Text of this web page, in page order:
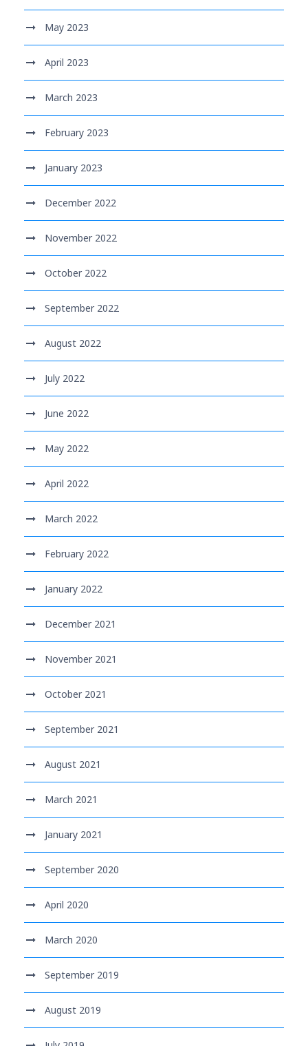
May 2023
April 2023
March 2023
February 2023
January 2023
December 2022
November 2022
October 2022
September 2022
August 2022
July 2022
June 2022
May 2022
April 2022
March 2022
February 2022
January 2022
December 2021
November 2021
October 2021
September 2021
August 2021
March 2021
January 2021
September 2020
April 2020
March 2020
September 2019
August 2019